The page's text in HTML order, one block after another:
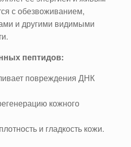
с обезвоживанием,
и другими видимыми
пептидов:
повреждения ДНК
кожного
и гладкость кожи.